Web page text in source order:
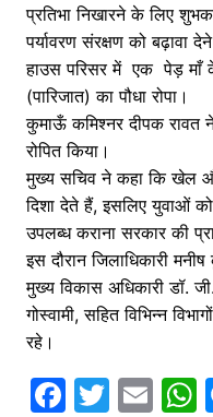
प्रतिभा निखारने के लिए
पर्यावरण संरक्षण को बढ़ावा
हाउस परिसर में एक पेड़ माँ
(पारिजात) का पौधा रोपा।
कुमाऊँ कमिश्नर दीपक रावत
रोपित किया।
मुख्य सचिव ने कहा कि खेल और
दिशा देते हैं, इसलिए युवाओं
उपलब्ध कराना सरकार की
इस दौरान जिलाधिकारी
मुख्य विकास अधिकारी डॉ.
गोस्वामी, सहित विभिन्न
रहे।
F T E